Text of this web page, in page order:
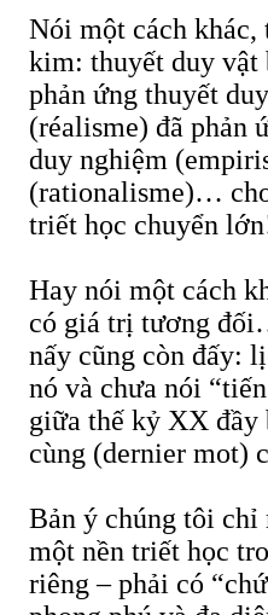
Nói một cách
kim: thuyết duy vật
phản ứng thuyết
(réalisme) đã phản
duy nghiệm
(rationalisme)…
triết học chuyển
Hay nói một cách
có giá trị tương
nấy cũng còn đấy:
nó và chưa nói
giữa thế kỷ XX đầy
cùng (dernier mot)
Bản ý chúng tôi chỉ
một nền triết học
riêng – phải có